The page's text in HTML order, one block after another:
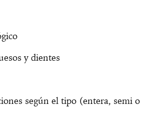
y dientes
según el tipo (entera, semi o